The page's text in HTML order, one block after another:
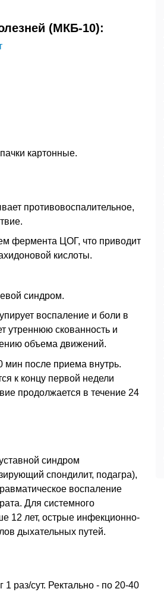
(МКБ-10):
картонные.
противовоспалительное,
фермента ЦОГ, что приводит
кислоты.
синдром.
воспаление и боли в
утреннюю скованность и
объема движений.
мин после приема внутрь.
к концу первой недели
продолжается в течение 24
синдром
спондилит, подагра),
воспаление
Для системного
12 лет, острые инфекционно-
дыхательных путей.
раз/сут. Ректально - по 20-40